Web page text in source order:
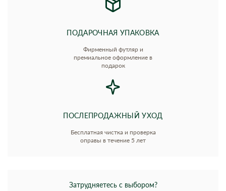
ПОДАРОЧНАЯ УПАКОВКА
Фирменный футляр и
премиальное оформление в
подарок
ПОСЛЕПРОДАЖНЫЙ УХОД
Бесплатная чистка и проверка
оправы в течение 5 лет
Затрудняетесь с выбором?